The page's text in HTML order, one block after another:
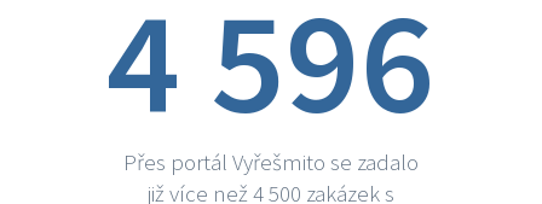
4 596
Přes portál Vyřešmito se zadalo
již více než 4 500 zakázek s